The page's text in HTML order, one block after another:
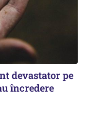
devastator pe
încredere